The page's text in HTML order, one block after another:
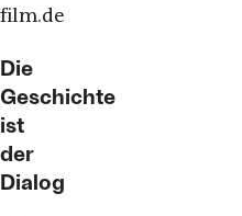
film.de
Die
Geschichte
ist
der
Dialog